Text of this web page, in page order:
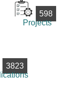
598
Projects
3823